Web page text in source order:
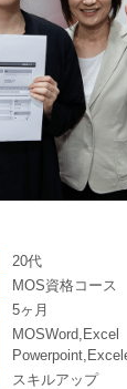
20代
MOS資格コース
5ヶ月
MOSWord,Excel
スキルアップ